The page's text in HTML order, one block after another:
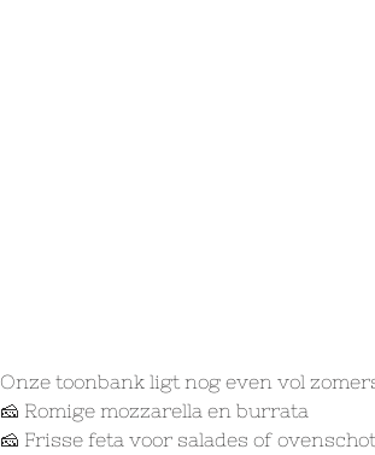
Onze toonbank ligt nog even vol
🧀 Romige mozzarella en burrata
🧀 Frisse feta voor salades of